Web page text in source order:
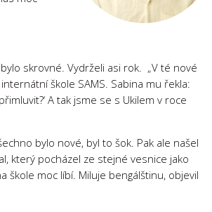
skrovné. Vydrželi asi rok. „V té nové
škole SAMS. Sabina mu řekla:
A tak jsme se s Ukilem v roce
bylo nové, byl to šok. Pak ale našel
který pocházel ze stejné vesnice jako
škole moc líbí. Miluje bengálštinu, objevil